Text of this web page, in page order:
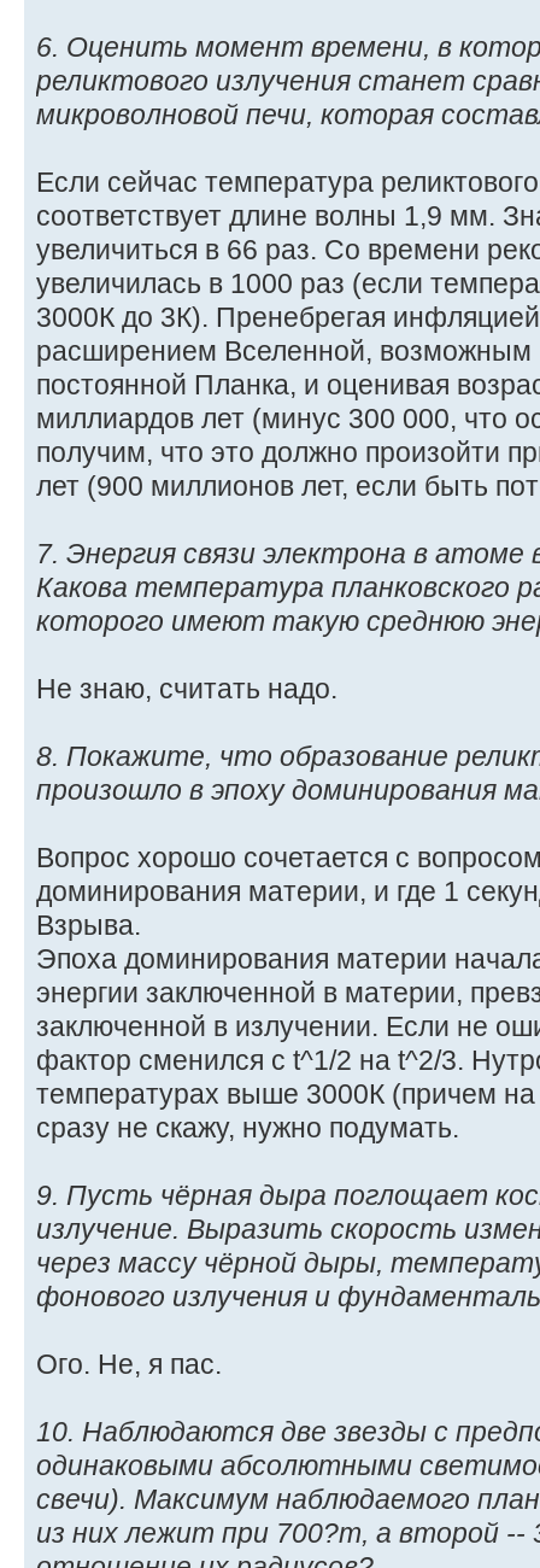
6. Оценить момент времени, в
реликтового излучения станет
микроволновой печи, которая
Если сейчас температура
соответствует длине волны 1,9 мм.
увеличиться в 66 раз. Со времени
увеличилась в 1000 раз (если
3000К до 3К). Пренебрегая
расширением Вселенной, возможным
постоянной Планка, и оценивая
миллиардов лет (минус 300 000, что
получим, что это должно произойти
лет (900 миллионов лет, если быть
7. Энергия связи электрона в атоме
Какова температура планковского
которого имеют такую среднюю
Не знаю, считать надо.
8. Покажите, что образование
произошло в эпоху доминирования
Вопрос хорошо сочетается с
доминирования материи, и где 1
Взрыва.
Эпоха доминирования материи
энергии заключенной в материи,
заключенной в излучении. Если не
фактор сменился с t^1/2 на t^2/3.
температурах выше 3000К (причем на
сразу не скажу, нужно подумать.
9. Пусть чёрная дыра поглощает
излучение. Выразить скорость
через массу чёрной дыры,
фонового излучения и
Ого. Не, я пас.
10. Наблюдаются две звезды с
одинаковыми абсолютными
свечи). Максимум наблюдаемого
из них лежит при 700?m, а второй --